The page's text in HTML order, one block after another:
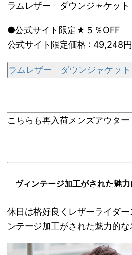
ラムレザー ダウンジャケット
●公式サイト限定★５％OFF
公式サイト限定価格 : 49,248
ラムレザー ダウンジャケット
こちらも再入荷メンズアウター
ヴィンテージ加工がされた魅
休日は格好良くレザーライダ
ンテージ加工がされた魅力的な